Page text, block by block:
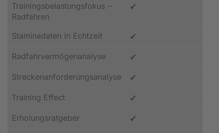
Trainingsbelastungsfokus –
Radfahren
✔
Staminadaten in Echtzeit ✔
Radfahrvermögenanalyse ✔
Streckenanforderungsanalyse ✔
Training Effect ✔
Erholungsratgeber ✔